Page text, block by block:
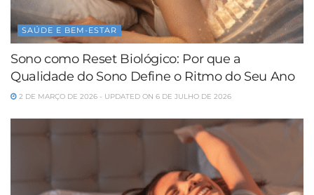
SAÚDE E BEM-ESTAR
Sono como Reset Biológico: Por que a
Qualidade do Sono Define o Ritmo do Seu Ano
2 DE MARÇO DE 2026 - UPDATED ON 6 DE JULHO DE 2026